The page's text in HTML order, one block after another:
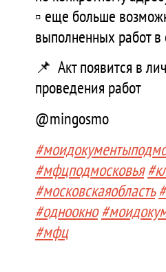
▫️ еще больше
выполненных работ
📌 Акт появится в
проведения работ
@mingosmo
#мфцподмосковья
#московскаяобласть
#одноокно
#мфц